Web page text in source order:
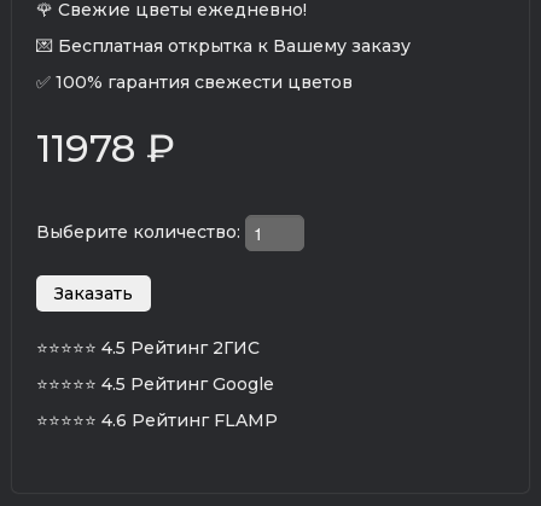
🌹 Свежие цветы ежедневно!
💌 Бесплатная открытка к Вашему заказу
✅ 100% гарантия свежести цветов
11978 ₽
Выберите количество:
⭐⭐⭐⭐⭐ 4.5 Рейтинг 2ГИС
⭐⭐⭐⭐⭐ 4.5 Рейтинг Google
⭐⭐⭐⭐⭐ 4.6 Рейтинг FLAMP